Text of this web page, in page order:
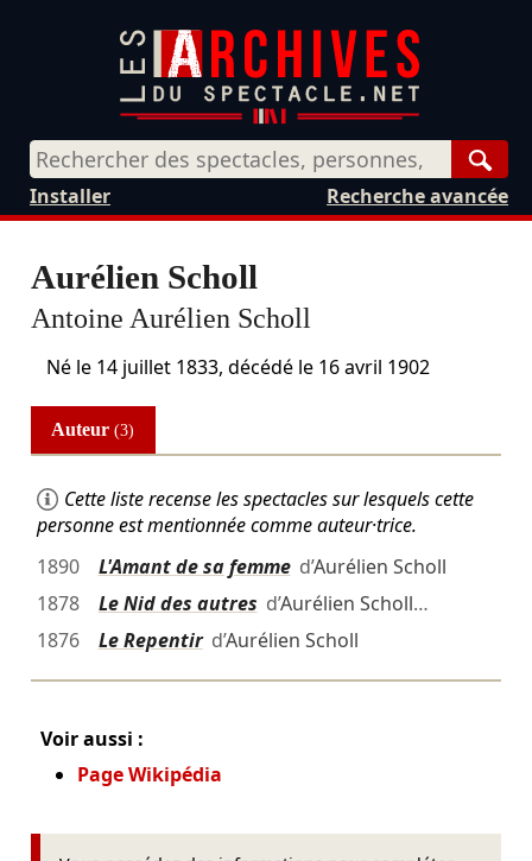
Recherche avancée
Installer
Aurélien Scholl
Antoine Aurélien Scholl
Né le 14 juillet 1833, décédé le 16 avril 1902
Auteur(3)
Cette liste recense les spectacles sur lesquels cette
personne est mentionnée comme auteur·trice.
1890
L'Amant de sa femmed’Aurélien Scholl
1878
Le Nid des autres d’Aurélien Scholl…
1876
Le Repentird’Aurélien Scholl
Voir aussi :
Page Wikipédia